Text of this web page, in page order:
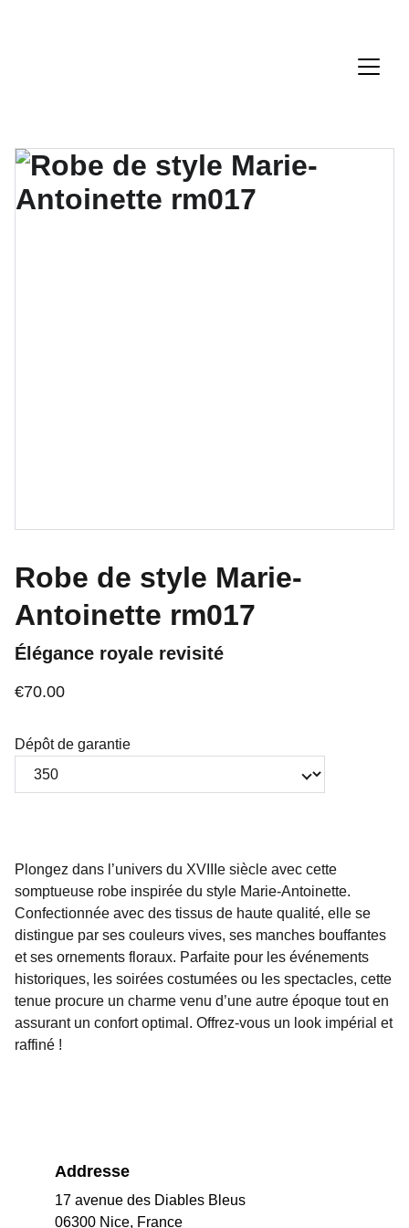
Robe de style Marie-
Antoinette rm017
Élégance royale revisité
€70.00
Dépôt de garantie
Plongez dans l’univers du XVIIIe siècle avec cette
somptueuse robe inspirée du style Marie-Antoinette.
Confectionnée avec des tissus de haute qualité, elle se
distingue par ses couleurs vives, ses manches bouffantes
et ses ornements floraux. Parfaite pour les événements
historiques, les soirées costumées ou les spectacles, cette
tenue procure un charme venu d’une autre époque tout en
assurant un confort optimal. Offrez-vous un look impérial et
raffiné !
Addresse
17 avenue des Diables Bleus
06300 Nice, France